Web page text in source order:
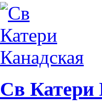
Св Катери